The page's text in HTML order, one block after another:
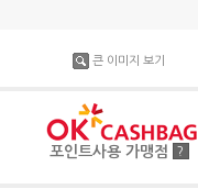
큰 이미지 보기
포인트사용 가맹점 ?